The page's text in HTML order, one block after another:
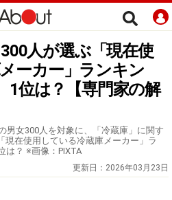
300人が選ぶ「現在使
ーカー」ランキン
1位は？【専門家の解
男女300人を対象に、「冷蔵庫」に関す
現在使用している冷蔵庫メーカー」ラ
は？ ※画像：PIXTA
更新日： 2026年03月23日